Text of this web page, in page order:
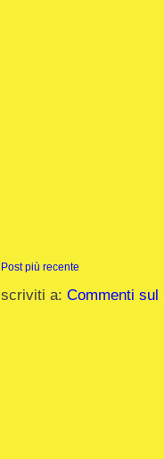
Post più recente
Iscriviti a: Commenti sul